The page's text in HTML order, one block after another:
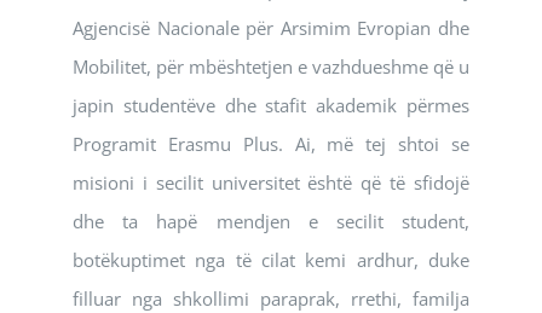
Agjencisë Nacionale për Arsimim Evropian dhe
Mobilitet, për mbështetjen e vazhdueshme që u
japin studentëve dhe stafit akademik përmes
Programit Erasmu Plus. Ai, më tej shtoi se
misioni i secilit universitet është që të sfidojë
dhe ta hapë mendjen e secilit student,
botëkuptimet nga të cilat kemi ardhur, duke
filluar nga shkollimi paraprak, rrethi, familja